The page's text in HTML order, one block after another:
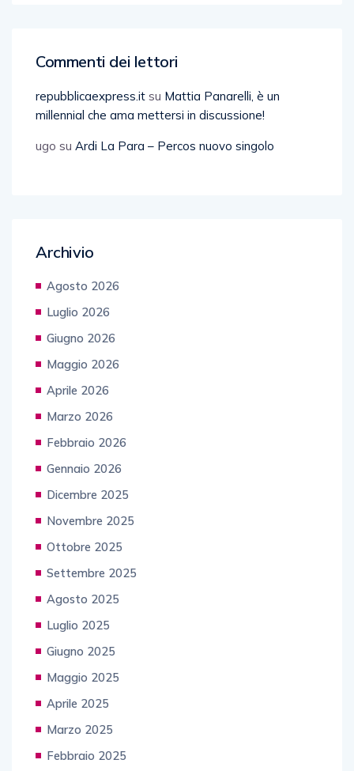
Commenti dei lettori
repubblicaexpress.it su Mattia Panarelli, è un
millennial che ama mettersi in discussione!
ugo su Ardi La Para – Percos nuovo singolo
Archivio
Agosto 2026
Luglio 2026
Giugno 2026
Maggio 2026
Aprile 2026
Marzo 2026
Febbraio 2026
Gennaio 2026
Dicembre 2025
Novembre 2025
Ottobre 2025
Settembre 2025
Agosto 2025
Luglio 2025
Giugno 2025
Maggio 2025
Aprile 2025
Marzo 2025
Febbraio 2025